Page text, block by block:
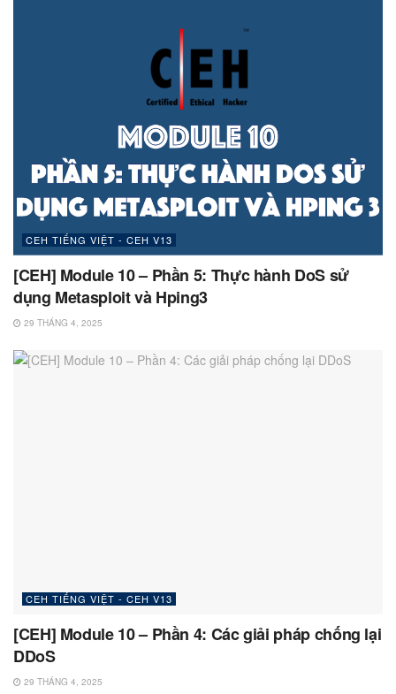
CEH TIẾNG VIỆT - CEH V13
[CEH] Module 10 – Phần 5: Thực hành DoS sử
dụng Metasploit và Hping3
29 THÁNG 4, 2025
CEH TIẾNG VIỆT - CEH V13
[CEH] Module 10 – Phần 4: Các giải pháp chống lại
DDoS
29 THÁNG 4, 2025